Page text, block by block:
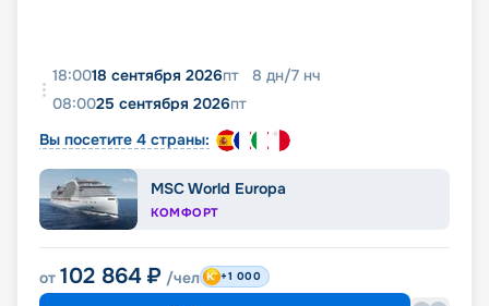
18:0018 сентября 2026пт 8 дн/7 нч
08:0025 сентября 2026пт
Вы посетите 4 страны:
MSC World Europa
КОМФОРТ
от 102 864 ₽ /чел +1 000